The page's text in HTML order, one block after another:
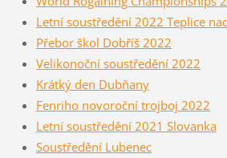
Letní soustředění 2022 Teplice
Přebor škol Dobříš 2022
Velikonoční soustředění 2022
Krátký den Dubňany
Fenriho novoroční trojboj 2022
Letní soustředění 2021 Slovanka
Soustředění Lubenec